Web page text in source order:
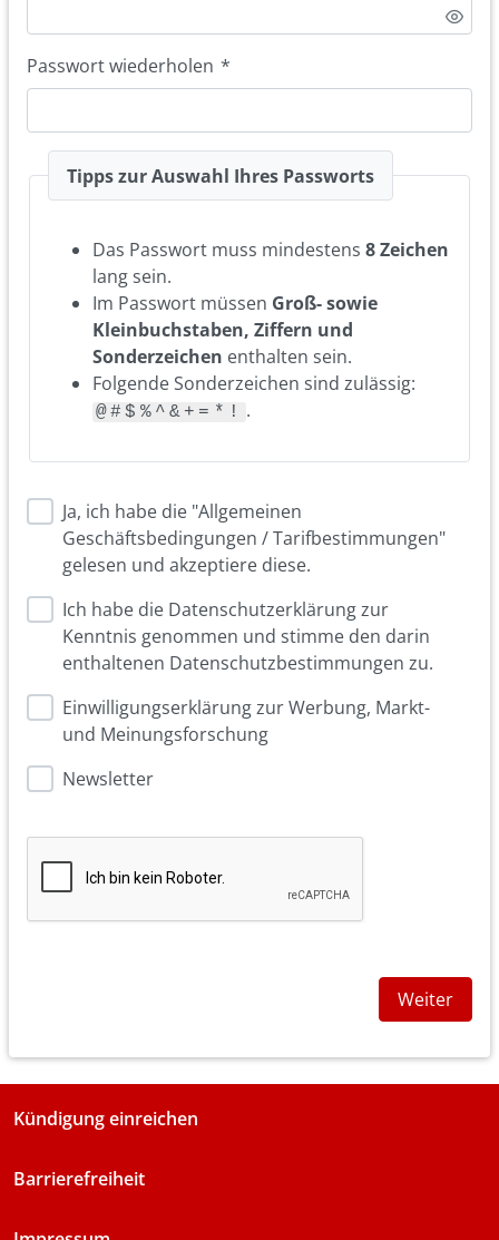
Passwort wiederholen *
Tipps zur Auswahl Ihres Passworts
Das Passwort muss mindestens 8 Zeichen
lang sein.
Im Passwort müssen Groß- sowie
Kleinbuchstaben, Ziffern und
Sonderzeichen enthalten sein.
Folgende Sonderzeichen sind zulässig:
@#$%^&+=*! .
Ja, ich habe die "Allgemeinen
Geschäftsbedingungen / Tarifbestimmungen"
gelesen und akzeptiere diese.
Ich habe die Datenschutzerklärung zur
Kenntnis genommen und stimme den darin
enthaltenen Datenschutzbestimmungen zu.
Einwilligungserklärung zur Werbung, Markt-
und Meinungsforschung
Newsletter
Weiter
Kündigung einreichen
Barrierefreiheit